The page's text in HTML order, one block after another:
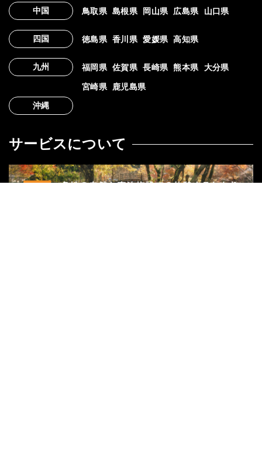
中国 鳥取県 島根県 岡山県 広島県 山口県
四国 徳島県 香川県 愛媛県 高知県
九州 福岡県 佐賀県 長崎県 熊本県 大分県
宮崎県
鹿児島県
沖縄
サービスについて